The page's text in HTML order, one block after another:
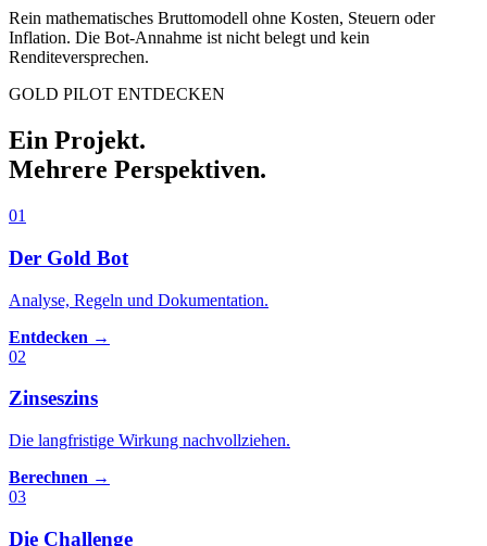
Rein mathematisches Bruttomodell ohne Kosten, Steuern oder
Inflation. Die Bot-Annahme ist nicht belegt und kein
Renditeversprechen.
GOLD PILOT ENTDECKEN
Ein Projekt.
Mehrere Perspektiven.
01
Der Gold Bot
Analyse, Regeln und Dokumentation.
Entdecken →
02
Zinseszins
Die langfristige Wirkung nachvollziehen.
Berechnen →
03
Die Challenge